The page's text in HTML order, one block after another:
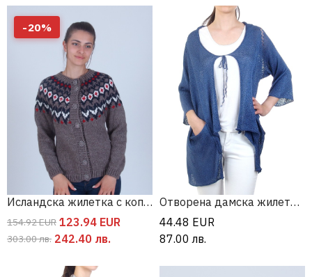
-20%
Исландска жилетка с копчета
154.92EUR 123.94 EUR
303.00лв. 242.40 лв.
Отворена дамска жилетка с джобове
44.48 EUR
87.00 лв.